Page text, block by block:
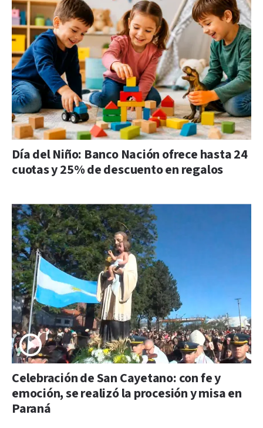
Día del Niño: Banco Nación ofrece hasta 24
cuotas y 25% de descuento en regalos
Celebración de San Cayetano: con fe y
emoción, se realizó la procesión y misa en
Paraná